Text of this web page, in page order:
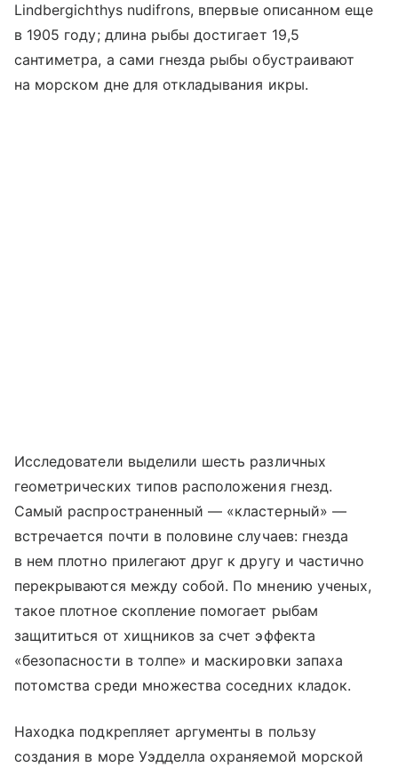
Lindbergichthys nudifrons, впервые описанном еще
в 1905 году; длина рыбы достигает 19,5
сантиметра, а сами гнезда рыбы обустраивают
на морском дне для откладывания икры.
Исследователи выделили шесть различных
геометрических типов расположения гнезд.
Самый распространенный — «кластерный» —
встречается почти в половине случаев: гнезда
в нем плотно прилегают друг к другу и частично
перекрываются между собой. По мнению ученых,
такое плотное скопление помогает рыбам
защититься от хищников за счет эффекта
«безопасности в толпе» и маскировки запаха
потомства среди множества соседних кладок.
Находка подкрепляет аргументы в пользу
создания в море Уэдделла охраняемой морской